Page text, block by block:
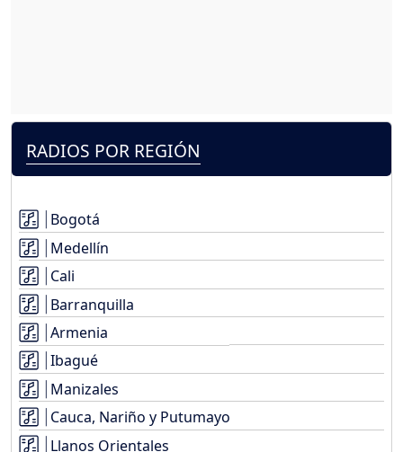
RADIOS POR REGIÓN
Bogotá
Medellín
Cali
Barranquilla
Armenia
Ibagué
Manizales
Cauca, Nariño y Putumayo
Llanos Orientales